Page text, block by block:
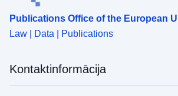
Publications Office of the European
Law | Data | Publications
Kontaktinformācija